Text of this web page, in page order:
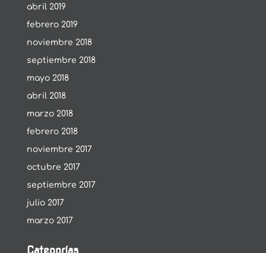
abril 2019
febrero 2019
noviembre 2018
septiembre 2018
mayo 2018
abril 2018
marzo 2018
febrero 2018
noviembre 2017
octubre 2017
septiembre 2017
julio 2017
marzo 2017
Categorías